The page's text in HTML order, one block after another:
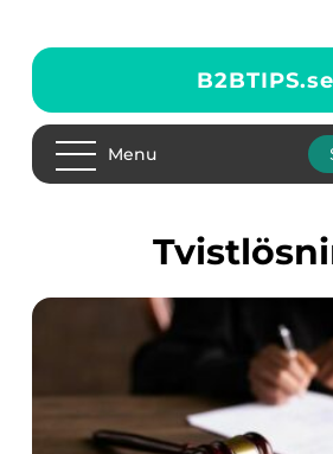
B2BTIPS.se
Menu